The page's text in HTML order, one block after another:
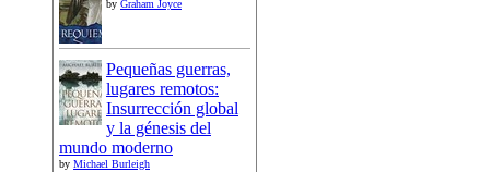
by Graham Joyce
Pequeñas guerras,
lugares remotos:
Insurrección global
y la génesis del
mundo moderno
by Michael Burleigh